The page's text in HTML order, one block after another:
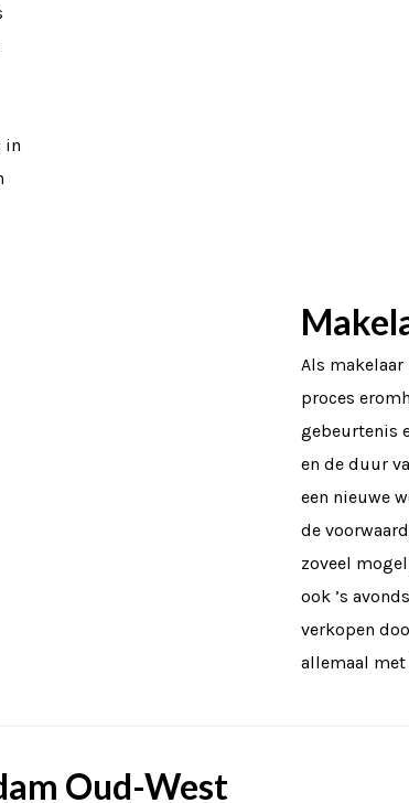
in
Als
proces
gebeurtenis
en de duur
een nieuwe
de
zoveel
ook ’s
verkopen
allemaal met
Oud-West